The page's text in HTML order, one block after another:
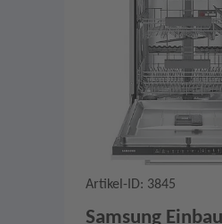
Artikel-ID: 3845
Samsung